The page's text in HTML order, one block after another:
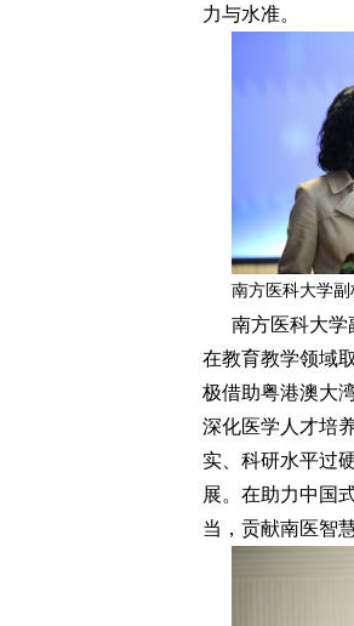
力与水准。
南方医科大学
南方医科大
在教育教学领域
极借助粤港澳大
深化医学人才培
实、科研水平过
展。在助力中国
当，贡献南医智